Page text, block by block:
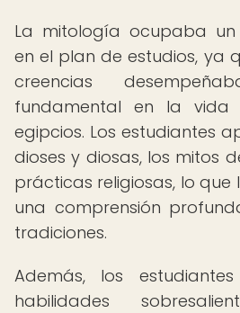
La mitología ocupaba
en el plan de estudios, ya
creencias
fundamental en la vida
egipcios. Los estudiantes
dioses y diosas, los mitos
prácticas religiosas, lo
una comprensión
tradiciones.
Además, los
habilidades